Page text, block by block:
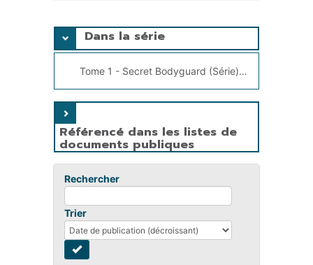
Dans la série
Tome 1 - Secret Bodyguard (Série), Nigatsu, Masamitsu
Référencé dans les listes de
documents publiques
Rechercher
Trier